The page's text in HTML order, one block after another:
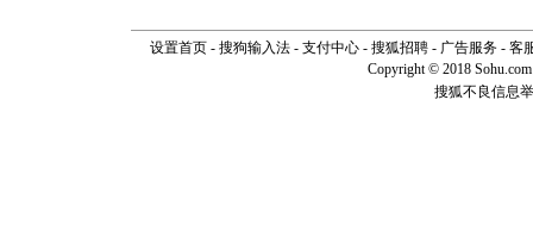
设置首页- 搜狗输入法- 支付中心- 搜狐招聘- 广告服务- 客
Copyright © 2018
搜狐不良信息